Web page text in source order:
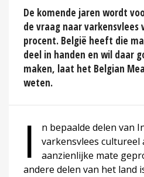
De komende jaren wordt
de vraag naar varkensvlees
procent. België heeft die
deel in handen en wil daar
maken, laat het Belgian
weten.
I
n bepaalde delen van
varkensvlees cultureel
aanzienlijke mate
andere delen van het land